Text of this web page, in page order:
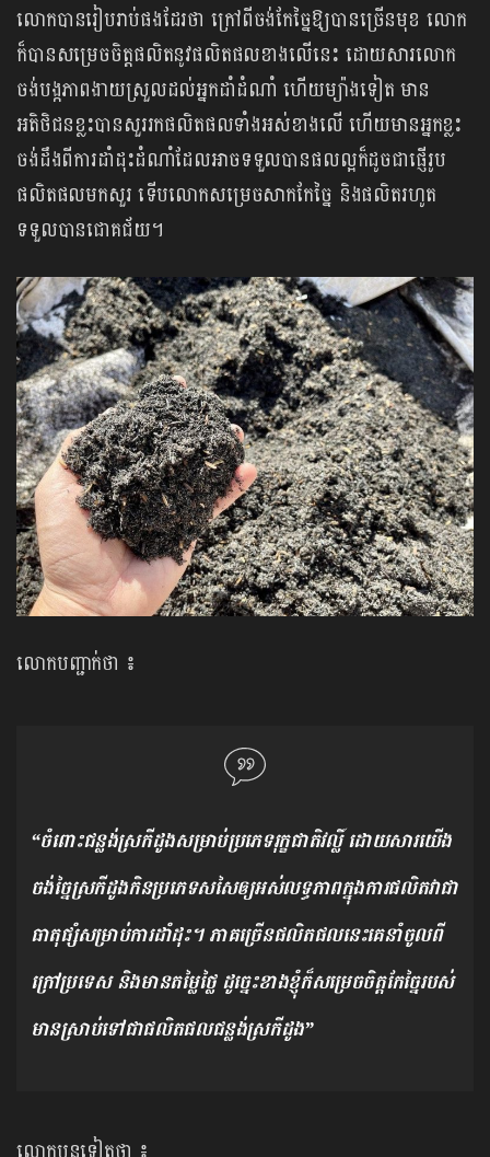
លោកបានរៀបរាប់ផងដែរថា ក្រៅពីចង់កែច្នៃឱ្យបានច្រើនមុខ លោក
ក៏បានសម្រេចចិត្តផលិតនូវផលិតផលខាងលើនេះ ដោយសារលោក
ចង់បង្កភាពងាយស្រួលដល់អ្នកដាំដំណាំ ហើយម្យ៉ាងទៀត មាន
អតិថិជនខ្លះបានសួររកផលិតផលទាំងអស់ខាងលើ ហើយមានអ្នកខ្លះ
ចង់ដឹងពីការដាំដុះដំណាំដែលអាចទទួលបានផលល្អក៏ដូចជាផ្ញើរូប
ផលិតផលមកសួរ ទើបលោកសម្រេចសាកកែច្នៃ និងផលិតរហូត
ទទួលបានជោគជ័យ។
លោកបញ្ជាក់ថា ៖
“ចំពោះជន្លង់ស្រកីដូងសម្រាប់ប្រភេទរុក្ខជាតិវល្លិ៍ ដោយសារយើង
ចង់ច្នៃស្រកីដូងកិនប្រភេទសសៃឲ្យអស់លទ្ធភាពក្នុងការផលិតវាជា
ធាតុផ្សំសម្រាប់ការដាំដុះ។ ភាគច្រើនផលិតផលនេះគេនាំចូលពី
ក្រៅប្រទេស និងមានតម្លៃថ្លៃ ដូច្នេះខាងខ្ញុំក៏សម្រេចចិត្តកែច្នៃរបស់
មានស្រាប់ទៅជាផលិតផលជន្លង់ស្រកីដូង”